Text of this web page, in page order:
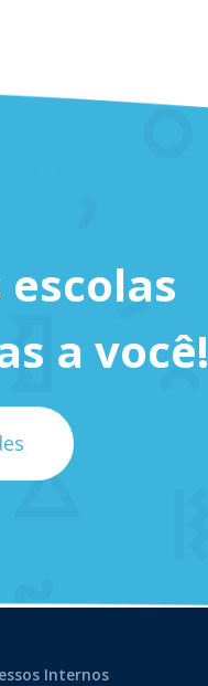
escolas
a você!
Internos